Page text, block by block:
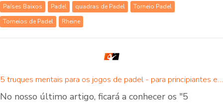
Países Baixos Padel quadras de Padel
Torneio Padel
Torneios de Padel
Rheine
5 truques mentais para os jogos de padel - para principiantes e jogadores avançados de padel
No nosso último artigo, ficará a conhecer os "5